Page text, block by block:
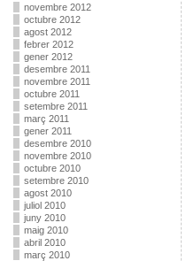
novembre 2012
octubre 2012
agost 2012
febrer 2012
gener 2012
desembre 2011
novembre 2011
octubre 2011
setembre 2011
març 2011
gener 2011
desembre 2010
novembre 2010
octubre 2010
setembre 2010
agost 2010
juliol 2010
juny 2010
maig 2010
abril 2010
març 2010